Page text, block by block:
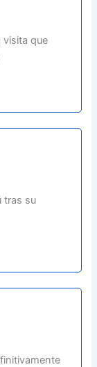
visita que
tras su